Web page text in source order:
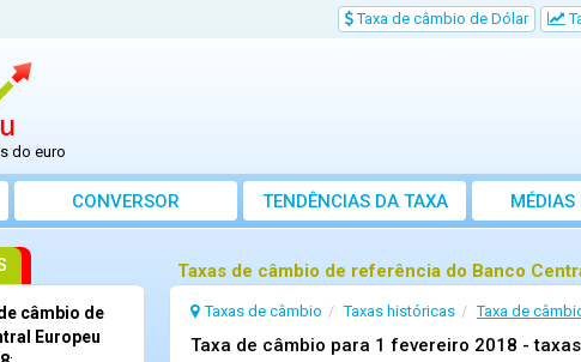
Taxa de câmbio de Dólar
do euro
CONVERSOR TENDÊNCIAS DA TAXA MÉDIAS
Taxas de câmbio de referência do Banco
Taxas de câmbio Taxas históricas Taxa de
Taxa de câmbio para 1 fevereiro 2018 -
câmbio de
Europeu